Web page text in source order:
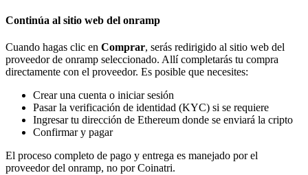
Continúa al sitio web del onramp
Cuando hagas clic en Comprar, serás redirigido al sitio web del
proveedor de onramp seleccionado. Allí completarás tu compra
directamente con el proveedor. Es posible que necesites:
Crear una cuenta o iniciar sesión
Pasar la verificación de identidad (KYC) si se requiere
Ingresar tu dirección de Ethereum donde se enviará la cripto
Confirmar y pagar
El proceso completo de pago y entrega es manejado por el
proveedor del onramp, no por Coinatri.